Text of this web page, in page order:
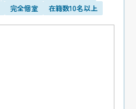
完全個室 在籍数10名以上